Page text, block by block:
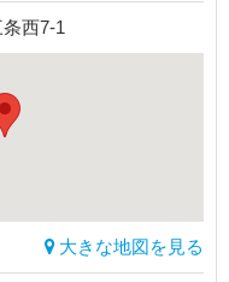
西7-1
大きな地図を見る